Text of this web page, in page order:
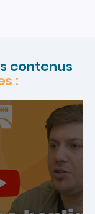
contenus
: